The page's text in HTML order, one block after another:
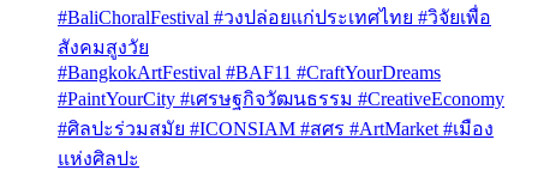
#BaliChoralFestival #วงปล่อยแก่ประเทศไทย #วิจัยเพื่อ
สังคมสูงวัย
#BangkokArtFestival #BAF11 #CraftYourDreams
#PaintYourCity #เศรษฐกิจวัฒนธรรม #CreativeEconomy
#ศิลปะร่วมสมัย #ICONSIAM #สศร #ArtMarket #เมือง
แห่งศิลปะ